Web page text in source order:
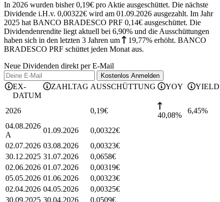
In 2026 wurden bisher 0,19€ pro Aktie ausgeschüttet. Die nächste
Dividende i.H.v. 0,00322€ wird am 01.09.2026 ausgezahlt. Im Jahr
2025 hat BANCO BRADESCO PRF 0,14€ ausgeschüttet. Die
Dividendenrendite liegt aktuell bei 6,90% und die Ausschüttungen
haben sich in den letzten 3 Jahren um 19,77% erhöht. BANCO
BRADESCO PRF schüttet jeden Monat aus.
Neue Dividenden direkt per E-Mail
Kostenlos Anmelden
EX-
DATUM
ZAHLTAG AUSSCHÜTTUNG YOY YIELD
2026 0,19€
40,08%
6,45%
04.08.2026
A
01.09.2026 0,00322€
02.07.2026 03.08.2026 0,00323€
30.12.2025 31.07.2026 0,0658€
02.06.2026 01.07.2026 0,00319€
05.05.2026 01.06.2026 0,00323€
02.04.2026 04.05.2026 0,00325€
30.09.2025 30.04.2026 0,0509€